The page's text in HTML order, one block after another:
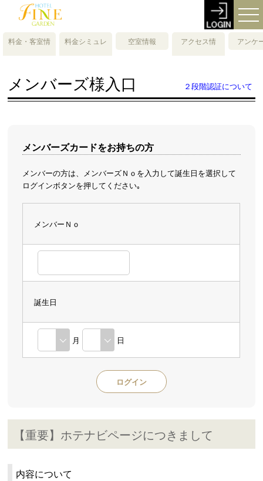
料金・客室情
料金シミュレ
空室情報
アクセス情
アンケ
メンバーズ様入口 ２段階認証について
メンバーズカードをお持ちの方
メンバーの方は、メンバーズＮｏを入力して誕生日を選択して
ログインボタンを押してください｡
メンバーＮｏ
誕生日
月 日
【重要】ホテナビページにつきまして
内容について